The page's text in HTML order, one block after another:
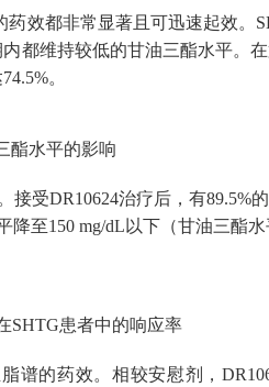
效都非常显著且可迅速起效。
都维持较低的甘油三酯水平。
。
的影响
受DR10624治疗后，有89.5%
至150 mg/dL以下（甘油三酯
SHTG患者中的响应率
谱的药效。相较安慰剂，